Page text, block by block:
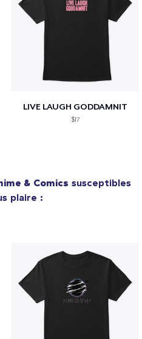
LIVE LAUGH GODDAMNIT
$17
& Comics susceptibles
plaire :